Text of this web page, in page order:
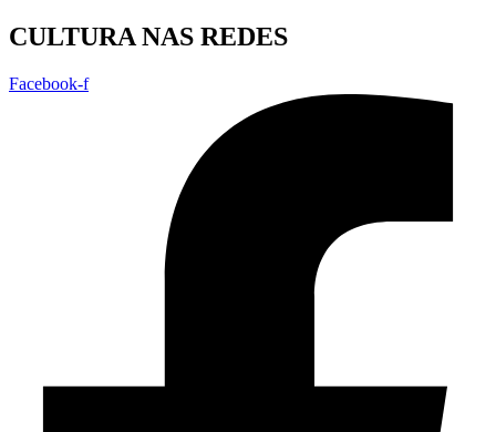
CULTURA NAS REDES
Facebook-f